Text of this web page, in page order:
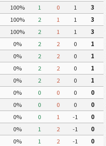
100% 1 0 1
3
100% 2 1 1
3
100% 2 1 1
3
0% 2 2 0
1
0% 2 2 0
1
0% 2 2 0
1
0% 2 2 0
1
0% 0 0 0
0
0% 0 0 0
0
0% 0 1 -1
0
0% 1 2 -1
0
0% 1 2 -1
0